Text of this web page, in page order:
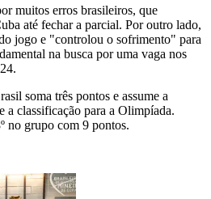
muitos erros brasileiros, que
até fechar a parcial. Por outro lado,
jogo e "controlou o sofrimento" para
na busca por uma vaga nos
soma três pontos e assume a
a classificação para a Olimpíada.
no grupo com 9 pontos.